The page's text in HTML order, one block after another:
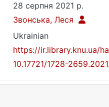
28 серпня 2021 р.
Звонська, Леся
Ukrainian
https://ir.library.knu.ua/
10.17721/1728-